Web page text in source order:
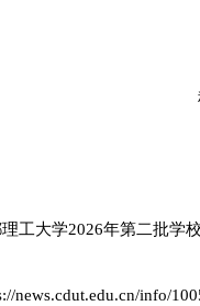
工大学2026年第二批学
news.cdut.edu.cn/info/